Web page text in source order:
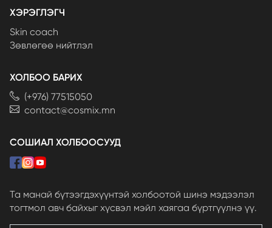
ХЭРЭГЛЭГЧ
Skin coach
Зөвлөгөө нийтлэл
ХОЛБОО БАРИХ
(+976) 77515050
contact@cosmix.mn
СОШИАЛ ХОЛБООСУУД
Та манай бүтээгдэхүүнтэй холбоотой шинэ мэдээлэл
тогтмол авч байхыг хүсвэл мэйл хаягаа бүртгүүлнэ үү.